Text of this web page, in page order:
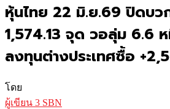
หุ้นไทย 22 มิ.ย.69 ปิดบว
1,574.13 จุด วอลุ่ม 6.6
ลงทุนต่างประเทศซื้อ
โดย
ผู้เขียน 3 SBN